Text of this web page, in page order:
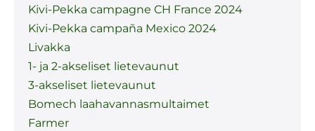
Kivi-Pekka campagne CH France 2024
Kivi-Pekka campaña Mexico 2024
Livakka
1- ja 2-akseliset lietevaunut
3-akseliset lietevaunut
Bomech laahavannasmultaimet
Farmer